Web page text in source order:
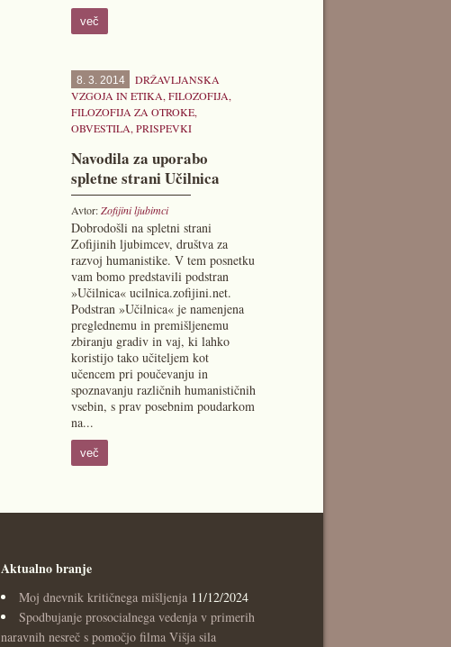
več
8. 3. 2014
DRŽAVLJANSKA
VZGOJA IN ETIKA,FILOZOFIJA,
FILOZOFIJA ZA OTROKE,
OBVESTILA,PRISPEVKI
Navodila za uporabo
spletne strani Učilnica
Avtor:Zofijini ljubimci
Dobrodošli na spletni strani
Zofijinih ljubimcev, društva za
razvoj humanistike. V tem posnetku
vam bomo predstavili podstran
»Učilnica« ucilnica.zofijini.net.
Podstran »Učilnica« je namenjena
preglednemu in premišljenemu
zbiranju gradiv in vaj, ki lahko
koristijo tako učiteljem kot
učencem pri poučevanju in
spoznavanju različnih humanističnih
vsebin, s prav posebnim poudarkom
na...
več
Aktualno branje
Moj dnevnik kritičnega mišljenja 11/12/2024
Spodbujanje prosocialnega vedenja v primerih
naravnih nesreč s pomočjo filma Višja sila